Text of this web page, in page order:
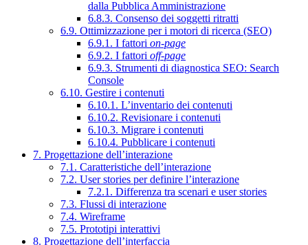
dalla Pubblica Amministrazione
6.8.3. Consenso dei soggetti ritratti
6.9. Ottimizzazione per i motori di ricerca (SEO)
6.9.1. I fattori on-page
6.9.2. I fattori off-page
6.9.3. Strumenti di diagnostica SEO: Search
Console
6.10. Gestire i contenuti
6.10.1. L’inventario dei contenuti
6.10.2. Revisionare i contenuti
6.10.3. Migrare i contenuti
6.10.4. Pubblicare i contenuti
7. Progettazione dell’interazione
7.1. Caratteristiche dell’interazione
7.2. User stories per definire l’interazione
7.2.1. Differenza tra scenari e user stories
7.3. Flussi di interazione
7.4. Wireframe
7.5. Prototipi interattivi
8. Progettazione dell’interfaccia